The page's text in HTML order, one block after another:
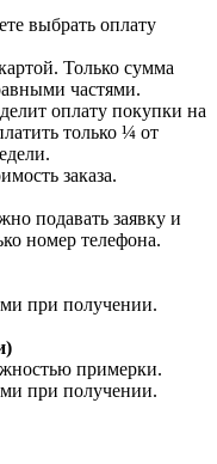
выбрать оплату
Только сумма
частями.
оплату покупки на
только ¼ от
заказа.
подавать заявку и
номер телефона.
при получении.
примерки.
при получении.